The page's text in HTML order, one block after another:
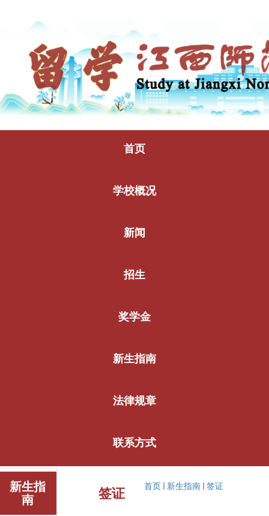
首页
学校概况
新闻
招生
奖学金
新生指南
法律规章
联系方式
新生指
南
首页 新生指南 签证
签证